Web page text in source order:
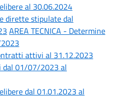
al 30.06.2024
dirette stipulate dal
AREA TECNICA - Determine
attivi al 31.12.2023
dal 01/07/2023 al
dal 01.01.2023 al